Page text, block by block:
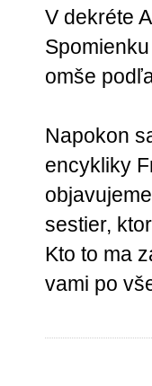
V dekréte
omše
Napokon
encykliky
sestier,
Kto to ma
vami po